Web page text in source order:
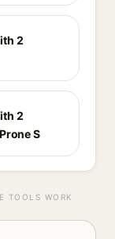
2
2
S
TOOLS WORK